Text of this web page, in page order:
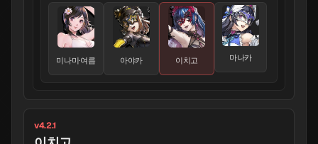
미나미·여름 아야카 이치고 마나카
v4.2.1